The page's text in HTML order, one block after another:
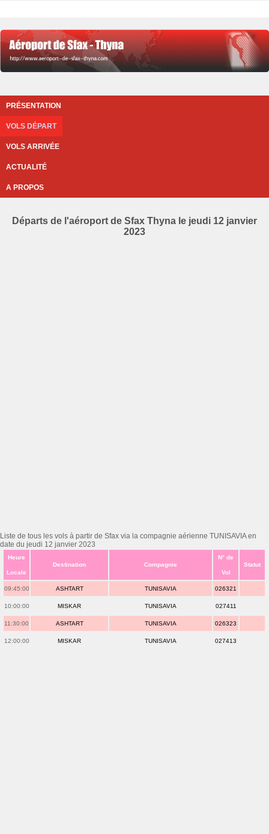
PRÉSENTATION
VOLS DÉPART
VOLS ARRIVÉE
ACTUALITÉ
A PROPOS
Départs de l'aéroport de Sfax Thyna le jeudi 12 janvier
2023
Liste de tous les vols à partir de Sfax via la compagnie aérienne TUNISAVIA en
date du jeudi 12 janvier 2023
Heure
Locale
Destination Compagnie
N° de
Vol
Statut
09:45:00 ASHTART TUNISAVIA 026321
10:00:00 MISKAR TUNISAVIA 027411
11:30:00 ASHTART TUNISAVIA 026323
12:00:00 MISKAR TUNISAVIA 027413